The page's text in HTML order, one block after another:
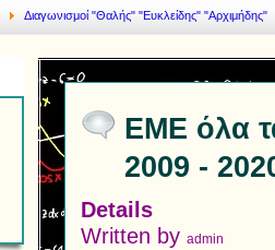
Διαγωνισμοί "Θαλής" "Ευκλείδης" "Αρχιμήδης"
ΕΜΕ όλα
2009 -
Details
Written byadmin